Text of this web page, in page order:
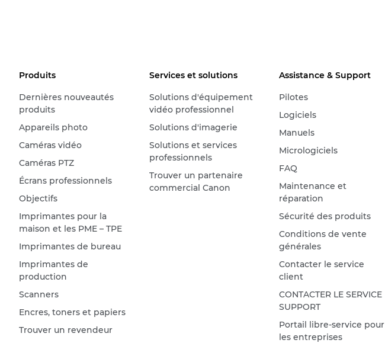
Produits
Dernières nouveautés
produits
Appareils photo
Caméras vidéo
Caméras PTZ
Écrans professionnels
Objectifs
Imprimantes pour la
maison et les PME – TPE
Imprimantes de bureau
Imprimantes de
production
Scanners
Encres, toners et papiers
Trouver un revendeur
Services et solutions
Solutions d'équipement
vidéo professionnel
Solutions d'imagerie
Solutions et services
professionnels
Trouver un partenaire
commercial Canon
Assistance & Support
Pilotes
Logiciels
Manuels
Micrologiciels
FAQ
Maintenance et
réparation
Sécurité des produits
Conditions de vente
générales
Contacter le service
client
CONTACTER LE SERVICE
SUPPORT
Portail libre-service pour
les entreprises